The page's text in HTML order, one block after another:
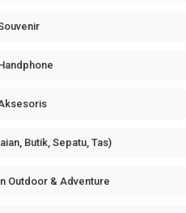
Butik, Sepatu, Tas)
Outdoor & Adventure